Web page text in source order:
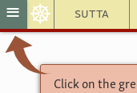
Sutta
≡ ☸
Click on the